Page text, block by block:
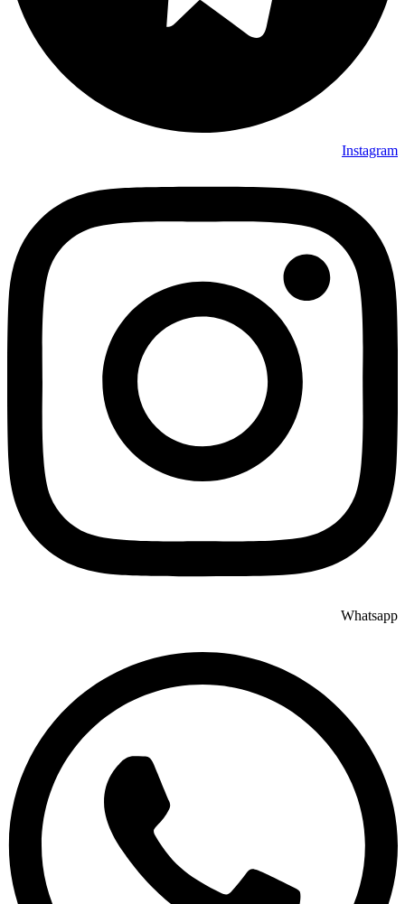
Instagram
Whatsapp